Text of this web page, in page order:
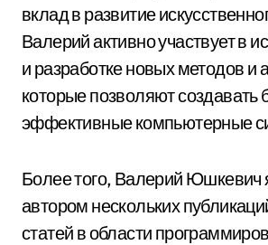
вклад в развитие
Валерий активно участвует в
и разработке новых методов и
которые позволяют создавать
эффективные компьютерные
Более того, Валерий Юшкевич
автором нескольких
статей в области